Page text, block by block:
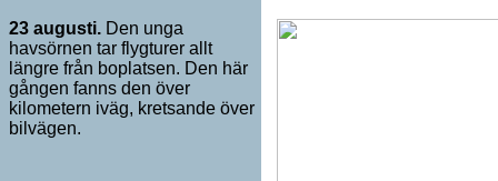
23 augusti. Den unga
havsörnen tar flygturer allt
längre från boplatsen. Den här
gången fanns den över
kilometern iväg, kretsande över
bilvägen.